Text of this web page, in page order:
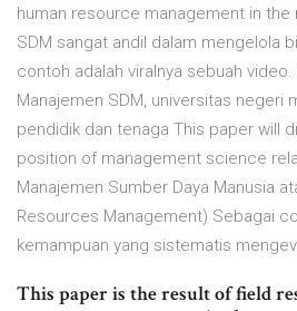
human resource management in the
SDM sangat andil dalam mengelola
contoh adalah viralnya sebuah
Manajemen SDM, universitas negeri
pendidik dan tenaga This paper will
position of management science
Manajemen Sumber Daya Manusia
Resources Management) Sebagai
kemampuan yang sistematis
This paper is the result of field